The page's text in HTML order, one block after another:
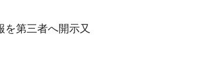
第三者へ開示又